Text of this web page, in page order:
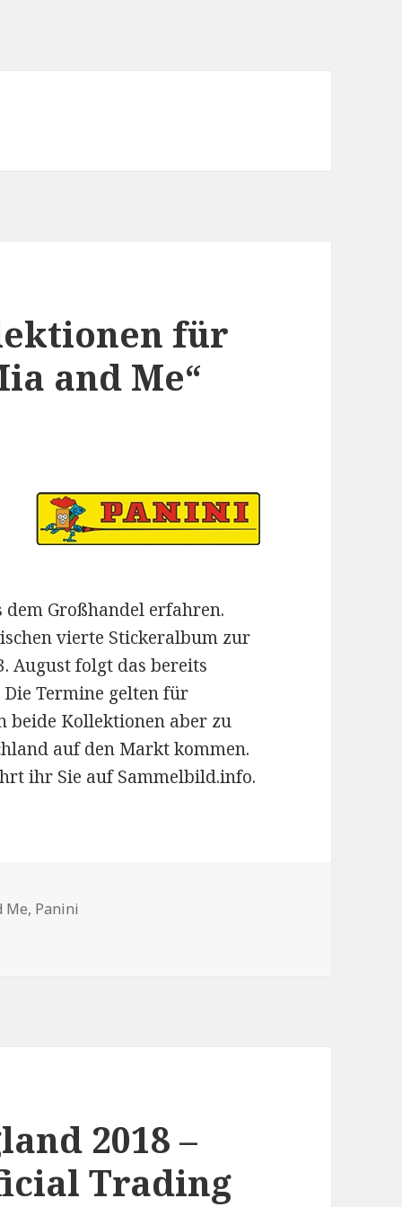
für
and Me“
dem Großhandel erfahren.
vierte Stickeralbum zur
August folgt das bereits
Termine gelten für
beide Kollektionen aber zu
auf den Markt kommen.
ihr Sie auf Sammelbild.info.
Me, Panini
2018 –
Trading